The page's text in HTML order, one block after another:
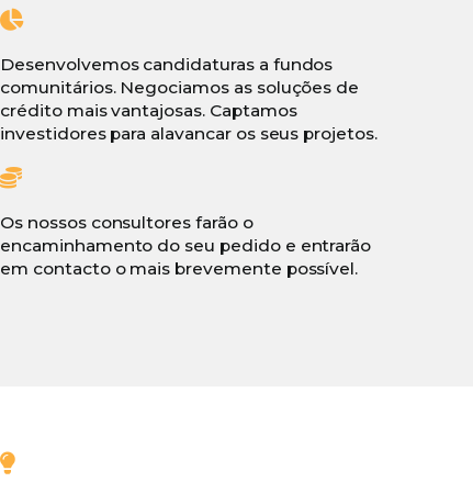
Desenvolvemos candidaturas a fundos
comunitários. Negociamos as soluções de
crédito mais vantajosas. Captamos
investidores para alavancar os seus projetos.
Os nossos consultores farão o
encaminhamento do seu pedido e entrarão
em contacto o mais brevemente possível.